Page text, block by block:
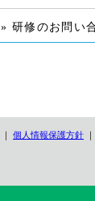
» 研修のお問い
｜ 個人情報保護方針 ｜